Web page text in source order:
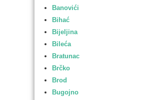
Banovići
Bihać
Bijeljina
Bileća
Bratunac
Brčko
Brod
Bugojno